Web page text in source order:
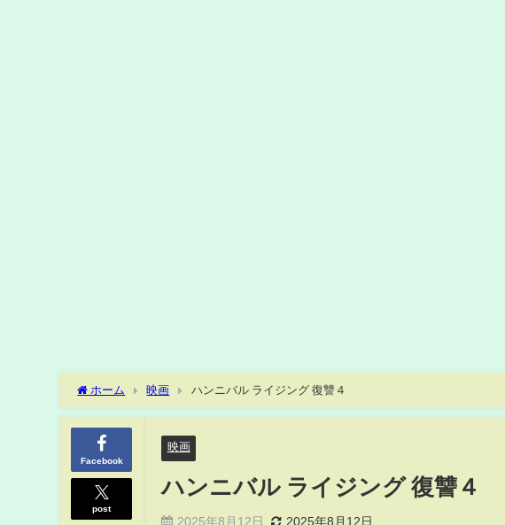
ホーム 映画 ハンニバル ライジング 復讐４
Facebook
post
映画
ハンニバル ライジング 復讐４
2025年8月12日 2025年8月12日